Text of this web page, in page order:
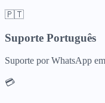
🇵🇹
Suporte Português
Suporte por WhatsApp
💳